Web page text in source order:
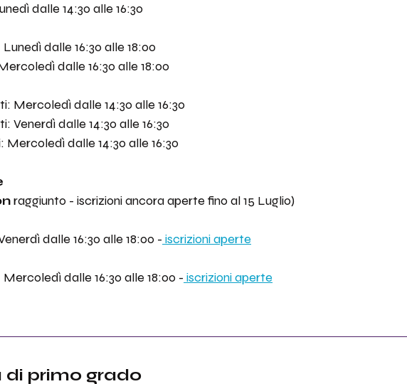
dalle 14:30 alle 16:30
dalle 16:30 alle 18:00
dalle 16:30 alle 18:00
Mercoledì dalle 14:30 alle 16:30
Venerdì dalle 14:30 alle 16:30
Mercoledì dalle 14:30 alle 16:30
raggiunto - iscrizioni ancora aperte fino al 15 Luglio)
dalle 16:30 alle 18:00 - iscrizioni aperte
dalle 16:30 alle 18:00 - iscrizioni aperte
di primo grado